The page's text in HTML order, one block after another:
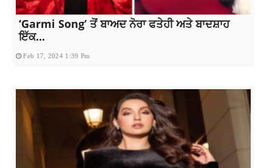
‘Garmi Song’ ਤੋਂ ਬਾਅਦ ਨੋਰਾ ਫਤੇਹੀ ਅਤੇ ਬਾਦਸ਼ਾਹ
ਇੱਕ...
Feb 17, 2024 1:39 Pm